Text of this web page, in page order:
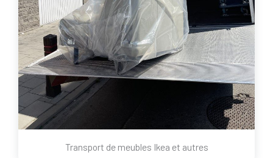
Transport de meubles Ikea et autres